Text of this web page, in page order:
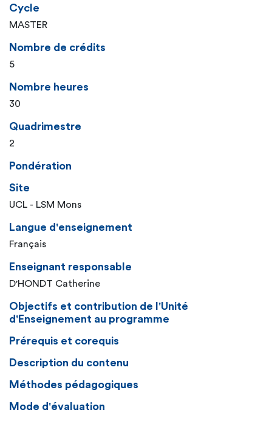
Cycle
MASTER
Nombre de crédits
5
Nombre heures
30
Quadrimestre
2
Pondération
Site
UCL - LSM Mons
Langue d'enseignement
Français
Enseignant responsable
D'HONDT Catherine
Objectifs et contribution de l'Unité
d'Enseignement au programme
Prérequis et corequis
Description du contenu
Méthodes pédagogiques
Mode d'évaluation